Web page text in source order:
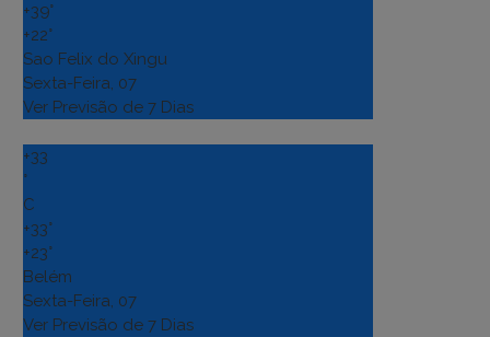
+39°
+22°
Sao Felix do Xingu
Sexta-Feira, 07
Ver Previsão de 7 Dias
+33
°
C
+33°
+23°
Belém
Sexta-Feira, 07
Ver Previsão de 7 Dias